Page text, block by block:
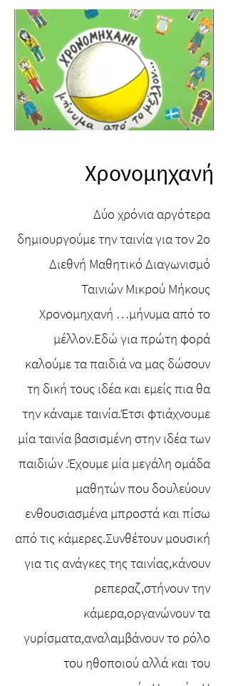
Χρονομηχανή
Δύο χρόνια αργότερα
δημιουργούμε την ταινία για τον 2ο
Διεθνή Μαθητικό Διαγωνισμό
Ταινιών Μικρού Μήκους
Χρονομηχανή …μήνυμα από το
μέλλον.Εδώ για πρώτη φορά
καλούμε τα παιδιά να μας δώσουν
τη δική τους ιδέα και εμείς πια θα
την κάναμε ταινία.Έτσι φτιάχνουμε
μία ταινία βασισμένη στην ιδέα των
παιδιών .Έχουμε μία μεγάλη ομάδα
μαθητών που δουλεύουν
ενθουσιασμένα μπροστά και πίσω
από τις κάμερες.Συνθέτουν μουσική
για τις ανάγκες της ταινίας,κάνουν
ρεπεραζ,στήνουν την
κάμερα,οργανώνουν τα
γυρίσματα,αναλαμβάνουν το ρόλο
του ηθοποιού αλλά και του